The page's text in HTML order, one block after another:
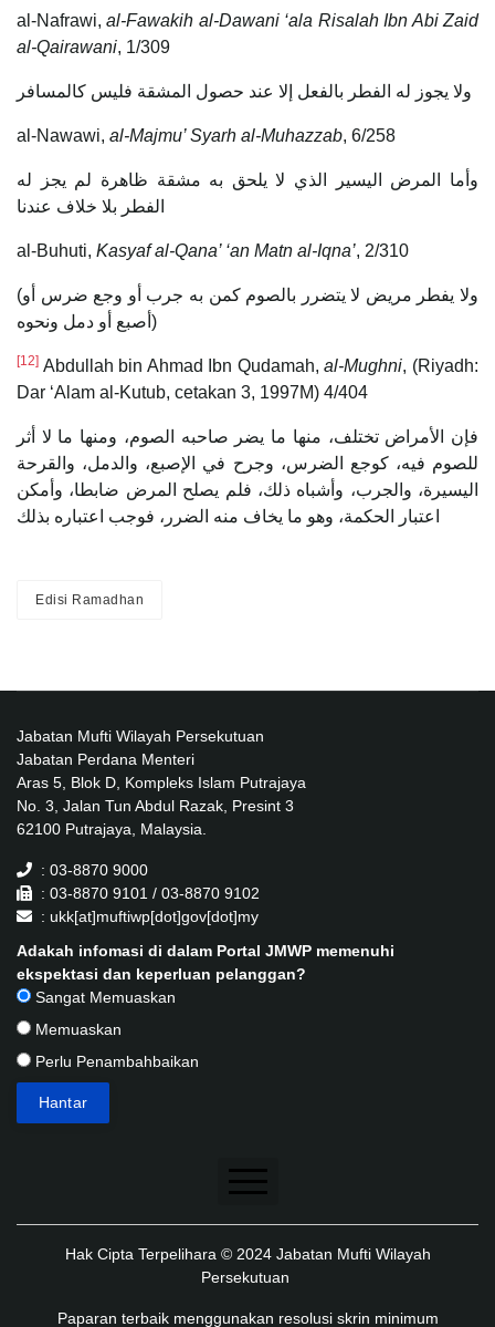
al-Nafrawi,al-Fawakih al-Dawani ‘ala Risalah Ibn Abi Zaid
al-Qairawani, 1/309
ولا يجوز له الفطر بالفعل إلا عند حصول المشقة فليس كالمسافر
al-Nawawi, al-Majmu’ Syarh al-Muhazzab, 6/258
وأما المرض اليسير الذي لا يلحق به مشقة ظاهرة لم يجز له
الفطر بلا خلاف عندنا
al-Buhuti, Kasyaf al-Qana’ ‘an Matn al-Iqna’, 2/310
(ولا يفطر مريض لا يتضرر بالصوم كمن به جرب أو وجع ضرس أو
أصبع أو دمل ونحوه)
[12] Abdullah bin Ahmad Ibn Qudamah,al-Mughni, (Riyadh:
Dar ‘Alam al-Kutub, cetakan 3, 1997M) 4/404
فإن الأمراض تختلف، منها ما يضر صاحبه الصوم، ومنها ما لا أثر
للصوم فيه، كوجع الضرس، وجرح في الإصبع، والدمل، والقرحة
اليسيرة، والجرب، وأشباه ذلك، فلم يصلح المرض ضابطا، وأمكن
اعتبار الحكمة، وهو ما يخاف منه الضرر، فوجب اعتباره بذلك
Edisi Ramadhan
Jabatan Mufti Wilayah Persekutuan
Jabatan Perdana Menteri
Aras 5, Blok D, Kompleks Islam Putrajaya
No. 3, Jalan Tun Abdul Razak, Presint 3
62100 Putrajaya, Malaysia.
: 03-8870 9000
: 03-8870 9101 / 03-8870 9102
: ukk[at]muftiwp[dot]gov[dot]my
Adakah infomasi di dalam Portal JMWP memenuhi
ekspektasi dan keperluan pelanggan?
Sangat Memuaskan
Memuaskan
Perlu Penambahbaikan
Penafian
Dasar Keselamatan
Hak Cipta Terpelihara © 2024 Jabatan Mufti Wilayah
Persekutuan
Paparan terbaik menggunakan resolusi skrin minimum